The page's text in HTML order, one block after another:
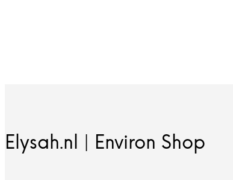
Elysah.nl | Environ Shop